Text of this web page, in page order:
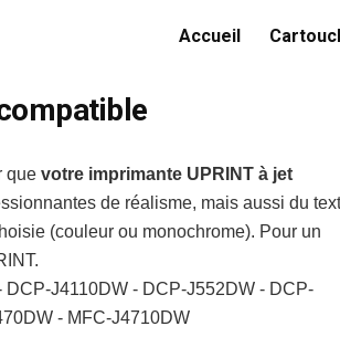
Accueil
que votre imprimante UPRINT à jet
de réalisme, mais aussi du
(couleur ou monochrome). Pour un
DCP-J4110DW - DCP-J552DW - DCP-
- MFC-J4710DW